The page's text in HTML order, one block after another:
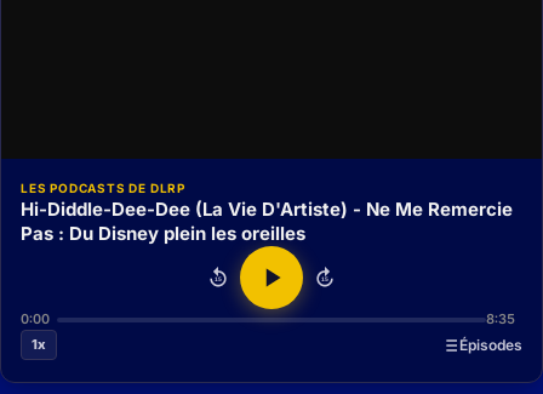
LES PODCASTS DE DLRP
Hi-Diddle-Dee-Dee (La Vie D'Artiste) - Ne Me Remercie
Pas : Du Disney plein les oreilles
15 15
0:00
8:35
1x
Épisodes